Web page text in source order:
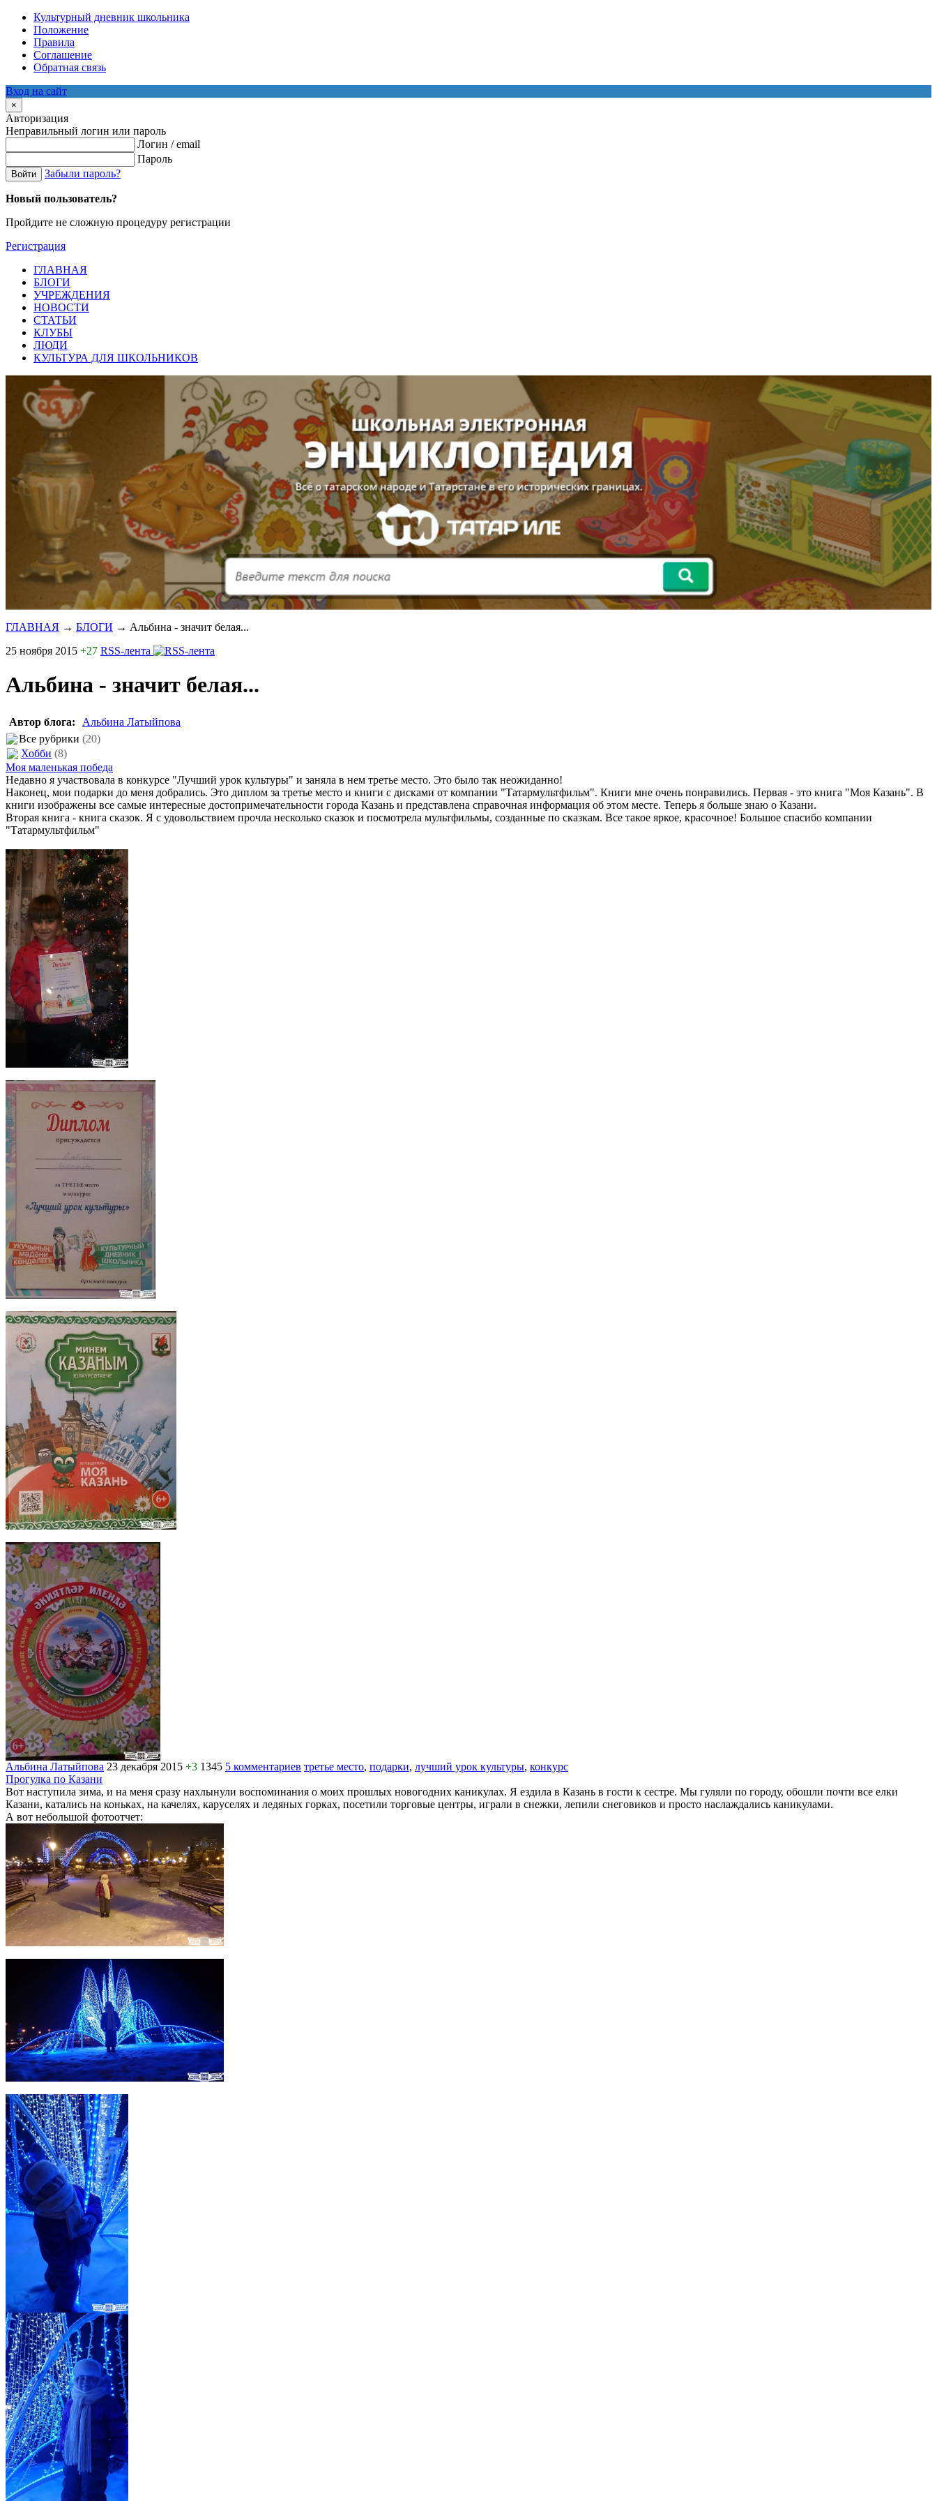
Культурный дневник школьника
Положение
Правила
Соглашение
Обратная связь
Вход на сайт
×
Авторизация
Неправильный логин или пароль
Логин / email
Пароль
Войти Забыли пароль?
Новый пользователь?
Пройдите не сложную процедуру регистрации
Регистрация
ГЛАВНАЯ
БЛОГИ
УЧРЕЖДЕНИЯ
НОВОСТИ
СТАТЬИ
КЛУБЫ
ЛЮДИ
КУЛЬТУРА ДЛЯ ШКОЛЬНИКОВ
ГЛАВНАЯ → БЛОГИ → Альбина - значит белая...
25 ноября 2015 +27 RSS-лента
Альбина - значит белая...
Автор блога:
Альбина Латыйпова
Все рубрики (20)
Хобби (8)
Моя маленькая победа
Недавно я участвовала в конкурсе "Лучший урок культуры" и заняла в нем третье место. Это было так неожиданно!
Наконец, мои подарки до меня добрались. Это диплом за третье место и книги с дисками от компании "Татармультфильм". Книги мне очень понравились. Первая - это книга "Моя Казань". В
книги изображены все самые интересные достопримечательности города Казань и представлена справочная информация об этом месте. Теперь я больше знаю о Казани.
Вторая книга - книга сказок. Я с удовольствием прочла несколько сказок и посмотрела мультфильмы, созданные по сказкам. Все такое яркое, красочное! Большое спасибо компании
"Татармультфильм"
Альбина Латыйпова 23 декабря 2015 +3 1345 5 комментариев третье место, подарки, лучший урок культуры, конкурс
Прогулка по Казани
Вот наступила зима, и на меня сразу нахлынули воспоминания о моих прошлых новогодних каникулах. Я ездила в Казань в гости к сестре. Мы гуляли по городу, обошли почти все елки
Казани, катались на коньках, на качелях, каруселях и ледяных горках, посетили торговые центры, играли в снежки, лепили снеговиков и просто наслаждались каникулами.
А вот небольшой фотоотчет: